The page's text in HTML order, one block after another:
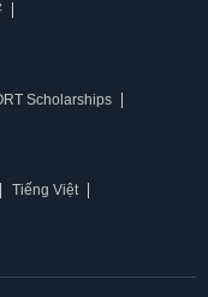
Scholarships
Tiếng Việt